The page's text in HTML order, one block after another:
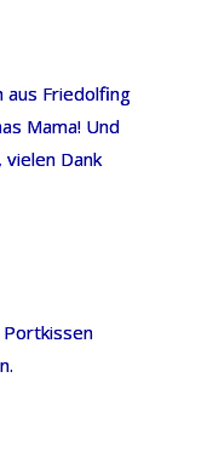
aus Friedolfing
Mama! Und
Dank
Portkissen